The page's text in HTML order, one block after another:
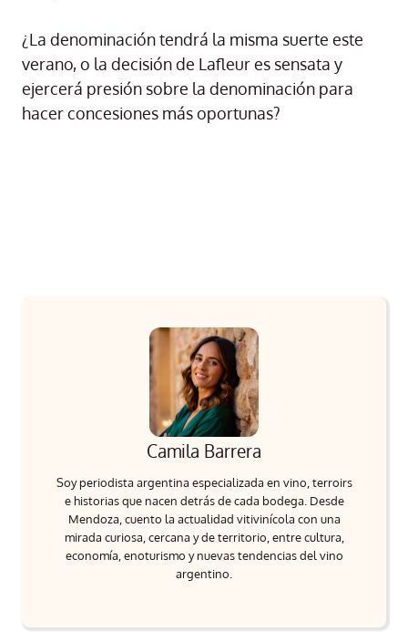
¿La denominación tendrá la misma suerte este
verano, o la decisión de Lafleur es sensata y
ejercerá presión sobre la denominación para
hacer concesiones más oportunas?
Camila Barrera
Soy periodista argentina especializada en vino, terroirs
e historias que nacen detrás de cada bodega. Desde
Mendoza, cuento la actualidad vitivinícola con una
mirada curiosa, cercana y de territorio, entre cultura,
economía, enoturismo y nuevas tendencias del vino
argentino.